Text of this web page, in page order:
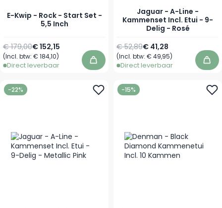
E-Kwip - Rock - Start Set -
5,5 Inch
Speciale prijs
€ 152,15
Normale prijs
€ 179,00
(Incl. btw: € 184,10)
Direct leverbaar In winkelwagen
Jaguar - A-Line -
Kammenset Incl. Etui - 9-
Delig - Rosé
Speciale prijs
€ 41,28
Normale prijs
€ 52,89
(Incl. btw: € 49,95)
Direct leverbaar In
-22% -15%